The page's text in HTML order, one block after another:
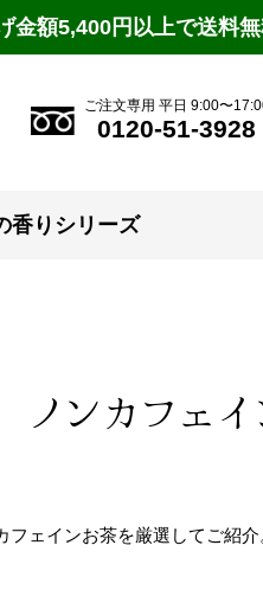
金額5,400円以上で送料無
ご注文専用 平日 9:00〜
0120-51-3928
香りシリーズ
ノンカフェ
フェインお茶を厳選してご紹